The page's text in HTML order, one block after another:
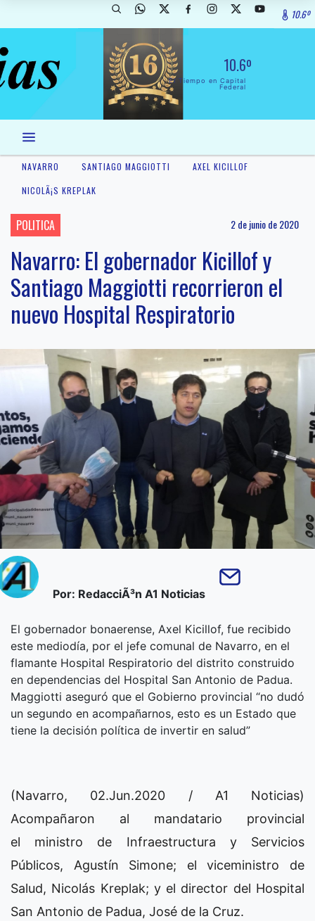
10.6º
10.6º
El Tiempo en Capital
Federal
NAVARRO SANTIAGO MAGGIOTTI
AXEL KICILLOF
NICOLÃ¡S KREPLAK
POLITICA 2 de junio de 2020
Navarro: El gobernador Kicillof y
Santiago Maggiotti recorrieron el
nuevo Hospital Respiratorio
Por: RedacciÃ³n A1 Noticias
El gobernador bonaerense, Axel Kicillof, fue recibido
este mediodía, por el jefe comunal de Navarro, en el
flamante Hospital Respiratorio del distrito construido
en dependencias del Hospital San Antonio de Padua.
Maggiotti aseguró que el Gobierno provincial “no dudó
un segundo en acompañarnos, esto es un Estado que
tiene la decisión política de invertir en salud”
(Navarro, 02.Jun.2020 / A1 Noticias)
Acompañaron al mandatario provincial
el ministro de Infraestructura y Servicios
Públicos, Agustín Simone; el viceministro de
Salud, Nicolás Kreplak; y el director del Hospital
San Antonio de Padua, José de la Cruz.